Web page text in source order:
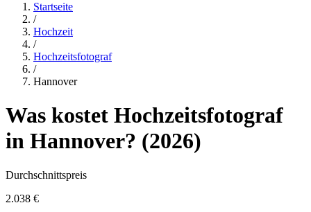
Startseite
/
Hochzeit
/
Hochzeitsfotograf
/
Hannover
Was kostet Hochzeitsfotograf
in Hannover? (2026)
Durchschnittspreis
2.038 €